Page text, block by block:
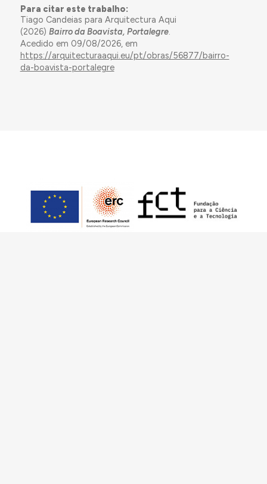
Para citar este trabalho:
Tiago Candeias para Arquitectura Aqui
(2026) Bairro da Boavista, Portalegre.
Acedido em 09/08/2026, em
https://arquitecturaaqui.eu/pt/obras/56877/bairro-
da-boavista-portalegre